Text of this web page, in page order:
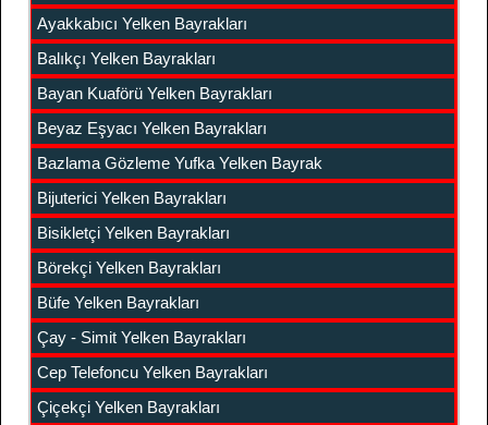
Ayakkabıcı Yelken Bayrakları
Balıkçı Yelken Bayrakları
Bayan Kuaförü Yelken Bayrakları
Beyaz Eşyacı Yelken Bayrakları
Bazlama Gözleme Yufka Yelken Bayrak
Bijuterici Yelken Bayrakları
Bisikletçi Yelken Bayrakları
Börekçi Yelken Bayrakları
Büfe Yelken Bayrakları
Çay - Simit Yelken Bayrakları
Cep Telefoncu Yelken Bayrakları
Çiçekçi Yelken Bayrakları